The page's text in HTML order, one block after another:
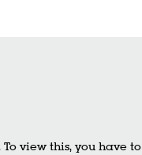
view this, you have to